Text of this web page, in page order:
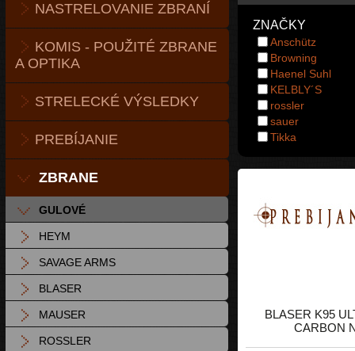
NASTRELOVANIE ZBRANÍ
KOMIS - POUŽITÉ ZBRANE
A OPTIKA
STRELECKÉ VÝSLEDKY
PREBÍJANIE
ZBRANE
GULOVÉ
HEYM
SAVAGE ARMS
BLASER
MAUSER
ROSSLER
ZNAČKY
Anschütz
Browning
Haenel Suhl
KELBLY´S
rossler
sauer
Tikka
BLASER K95
CARBON